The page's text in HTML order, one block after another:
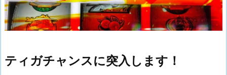
ティガチャンスに突入します！